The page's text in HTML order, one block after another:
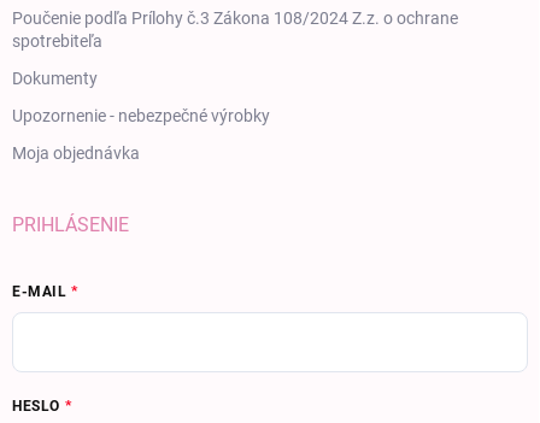
Poučenie podľa Prílohy č.3 Zákona 108/2024 Z.z. o ochrane
spotrebiteľa
Dokumenty
Upozornenie - nebezpečné výrobky
Moja objednávka
PRIHLÁSENIE
E-MAIL
HESLO